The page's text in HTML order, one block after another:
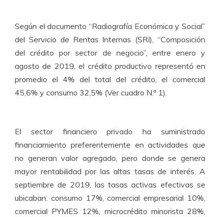
Según el documento “Radiografía Económica y Social”
del Servicio de Rentas Internas (SRI), “Composición
del crédito por sector de negocio”, entre enero y
agosto de 2019, el crédito productivo representó en
promedio el 4% del total del crédito, el comercial
45,6% y consumo 32,5% (Ver cuadro N.º 1).
El sector financiero privado ha suministrado
financiamiento preferentemente en actividades que
no generan valor agregado, pero donde se genera
mayor rentabilidad por las altas tasas de interés. A
septiembre de 2019, las tasas activas efectivas se
ubicaban: consumo 17%, comercial empresarial 10%,
comercial PYMES 12%, microcrédito minorista 28%,